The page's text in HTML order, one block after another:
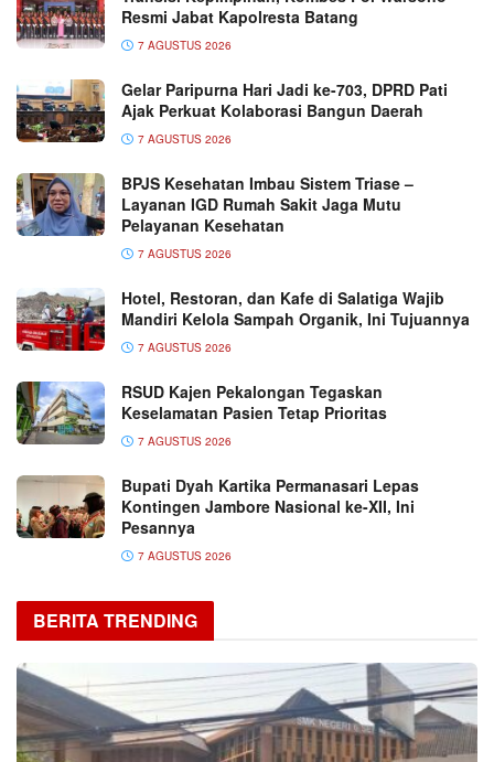
Resmi Jabat Kapolresta Batang
7 AGUSTUS 2026
Gelar Paripurna Hari Jadi ke-703, DPRD Pati
Ajak Perkuat Kolaborasi Bangun Daerah
7 AGUSTUS 2026
BPJS Kesehatan Imbau Sistem Triase –
Layanan IGD Rumah Sakit Jaga Mutu
Pelayanan Kesehatan
7 AGUSTUS 2026
Hotel, Restoran, dan Kafe di Salatiga Wajib
Mandiri Kelola Sampah Organik, Ini Tujuannya
7 AGUSTUS 2026
RSUD Kajen Pekalongan Tegaskan
Keselamatan Pasien Tetap Prioritas
7 AGUSTUS 2026
Bupati Dyah Kartika Permanasari Lepas
Kontingen Jambore Nasional ke-XII, Ini
Pesannya
7 AGUSTUS 2026
BERITA TRENDING